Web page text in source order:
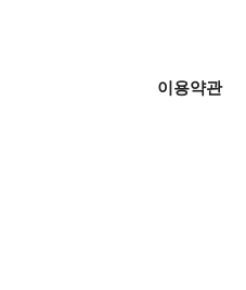
이용약관